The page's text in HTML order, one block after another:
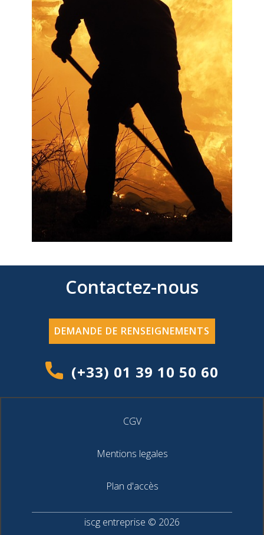
Contactez-nous
DEMANDE DE RENSEIGNEMENTS
(+33) 01 39 10 50 60
CGV
Mentions legales
Plan d'accès
iscg entreprise © 2026